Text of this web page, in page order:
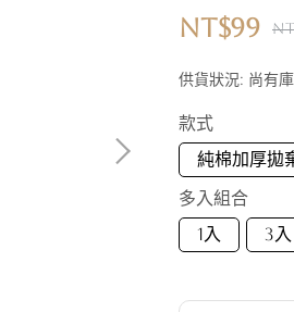
NT$99
供貨狀況: 尚有
款式
純棉加厚拋
多入組合
1入
3入